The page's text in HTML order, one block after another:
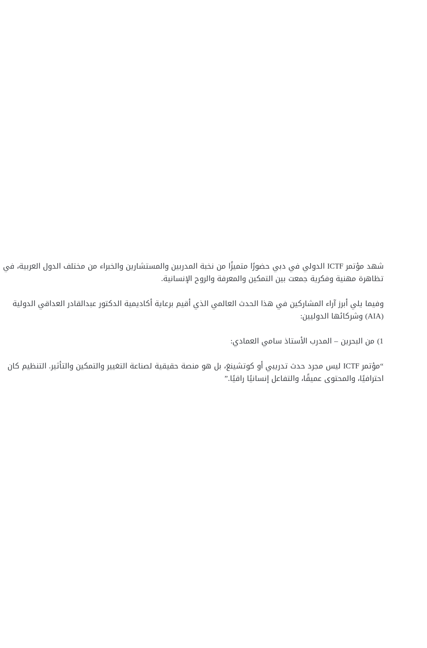
شهد مؤتمر ICTF الدولي في دبي حضورًا متميزًا من نخبة المدربين والمستشارين والخبراء من مختلف الدول العربية، في
تظاهرة مهنية وفكرية جمعت بين التمكين والمعرفة والروح الإنسانية.
وفيما يلي أبرز آراء المشاركين في هذا الحدث العالمي الذي أقيم برعاية أكاديمية الدكتور عبدالقادر العداقي الدولية
(AIA) وشركائها الدوليين:
1) من البحرين – المدرب الأستاذ سامي العمادي:
“مؤتمر ICTF ليس مجرد حدث تدريبي أو كوتشينغ، بل هو منصة حقيقية لصناعة التغيير والتمكين والتأثير. التنظيم كان
احترافيًا، والمحتوى عميقًا، والتفاعل إنسانيًا راقيًا.”